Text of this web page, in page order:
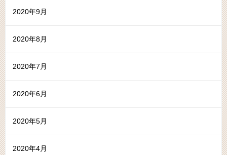
2020年9月
2020年8月
2020年7月
2020年6月
2020年5月
2020年4月